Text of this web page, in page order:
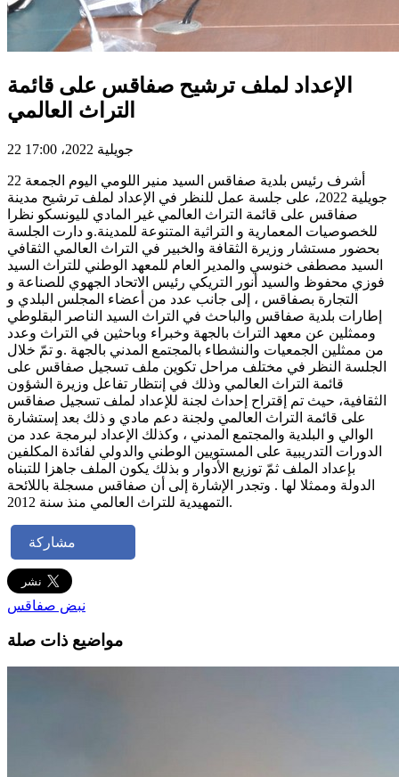
الإعداد لملف ترشيح صفاقس على قائمة
التراث العالمي
22 جويلية 2022، 17:00
أشرف رئيس بلدية صفاقس السيد منير اللومي اليوم الجمعة 22
جويلية 2022، على جلسة عمل للنظر في الإعداد لملف ترشيح مدينة
صفاقس على قائمة التراث العالمي غير المادي لليونسكو نظرا
للخصوصيات المعمارية و التراثية المتنوعة للمدينة.و دارت الجلسة
بحضور مستشار وزيرة الثقافة والخبير في التراث العالمي الثقافي
السيد مصطفى خنوسي والمدير العام للمعهد الوطني للتراث السيد
فوزي محفوظ والسيد أنور التريكي رئيس الاتحاد الجهوي للصناعة و
التجارة بصفاقس ، إلى جانب عدد من أعضاء المجلس البلدي و
إطارات بلدية صفاقس والباحث في التراث السيد الناصر البقلوطي
وممثلين عن معهد التراث بالجهة وخبراء وباحثين في التراث وعدد
من ممثلين الجمعيات والنشطاء بالمجتمع المدني بالجهة .و تمّ خلال
الجلسة النظر في مختلف مراحل تكوين ملف تسجيل صفاقس على
قائمة التراث العالمي وذلك في إنتظار تفاعل وزيرة الشؤون
الثقافية، حيث تم إقتراح إحداث لجنة للإعداد لملف تسجيل صفاقس
على قائمة التراث العالمي ولجنة دعم مادي و ذلك بعد إستشارة
الوالي و البلدية والمجتمع المدني ، وكذلك الإعداد لبرمجة عدد من
الدورات التدريبية على المستويين الوطني والدولي لفائدة المكلفين
بإعداد الملف ثمّ توزيع الأدوار و بذلك يكون الملف جاهزا للتبناه
الدولة وممثلا لها . وتجدر الإشارة إلى أن صفاقس مسجلة باللائحة
التمهيدية للتراث العالمي منذ سنة 2012.
مشاركة
نبض صفاقس
مواضيع ذات صلة